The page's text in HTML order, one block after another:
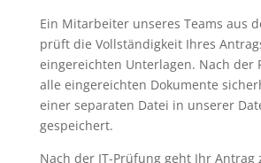
Ein Mitarbeiter unseres Teams aus
prüft die Vollständigkeit Ihres
eingereichten Unterlagen. Nach der
alle eingereichten Dokumente
einer separaten Datei in unserer
gespeichert.
Nach der IT-Prüfung geht Ihr Antrag